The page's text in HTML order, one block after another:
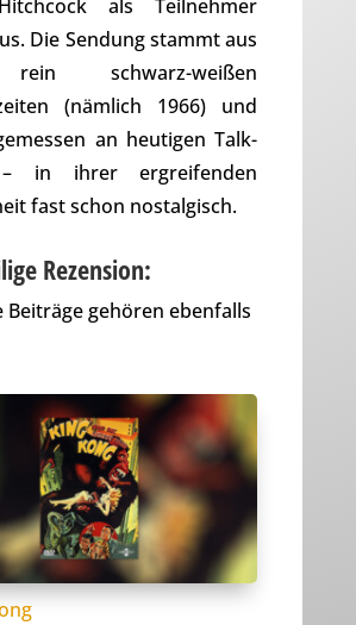
als Teilnehmer
Die Sendung stammt aus
schwarz-weißen
(nämlich 1966) und
an heutigen Talk-
in ihrer ergreifenden
fast schon nostalgisch.
Rezension:
Beiträge gehören ebenfalls